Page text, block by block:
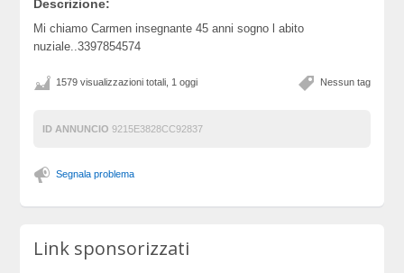
Descrizione:
Mi chiamo Carmen insegnante 45 anni sogno l abito
nuziale..3397854574
Nessun tag
1579 visualizzazioni totali, 1 oggi
ID ANNUNCIO 9215E3828CC92837
Segnala problema
Link sponsorizzati